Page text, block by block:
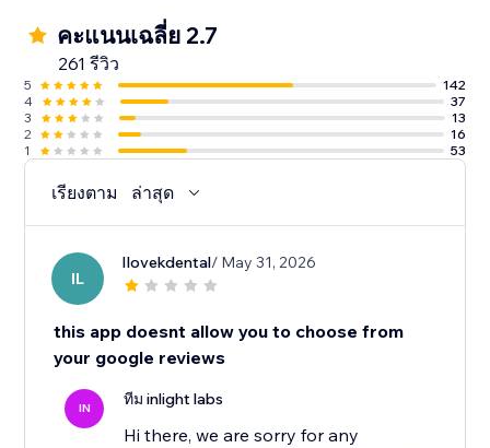
คะแนนเฉลี่ย 2.7
261 รีวิว
5
142
4
37
3
13
2
16
1
53
เรียงตาม ล่าสุด
IL
Ilovekdental/ May 31, 2026
this app doesnt allow you to choose from
your google reviews
IN ทีม inlight labs
Hi there, we are sorry for any